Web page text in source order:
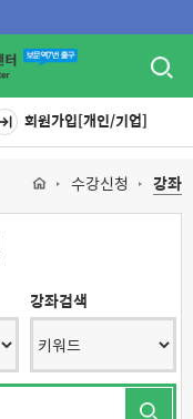
회원가입[개인/기업]
수강신청 강좌
강좌검색